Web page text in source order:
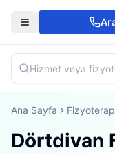
Ana Sayfa
Dörtdivan